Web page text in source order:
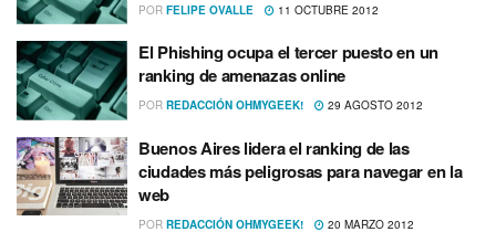
POR FELIPE OVALLE 11 OCTUBRE 2012
El Phishing ocupa el tercer puesto en un
ranking de amenazas online
POR REDACCIÓN OHMYGEEK! 29 AGOSTO 2012
Buenos Aires lidera el ranking de las
ciudades más peligrosas para navegar en la
web
POR REDACCIÓN OHMYGEEK! 20 MARZO 2012